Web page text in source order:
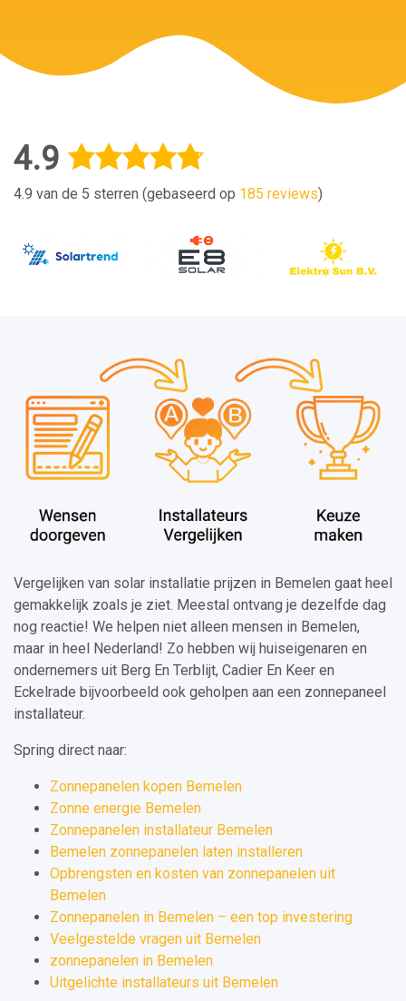
4.9
4.9 van de 5 sterren (gebaseerd op 185 reviews)
Vergelijken van solar installatie prijzen in Bemelen gaat heel
gemakkelijk zoals je ziet. Meestal ontvang je dezelfde dag
nog reactie! We helpen niet alleen mensen in Bemelen,
maar in heel Nederland! Zo hebben wij huiseigenaren en
ondernemers uit Berg En Terblijt, Cadier En Keer en
Eckelrade bijvoorbeeld ook geholpen aan een zonnepaneel
installateur.
Spring direct naar:
Zonnepanelen kopen Bemelen
Zonne energie Bemelen
Zonnepanelen installateur Bemelen
Bemelen zonnepanelen laten installeren
Opbrengsten en kosten van zonnepanelen uit
Bemelen
Zonnepanelen in Bemelen – een top investering
Veelgestelde vragen uit Bemelen
zonnepanelen in Bemelen
Uitgelichte installateurs uit Bemelen